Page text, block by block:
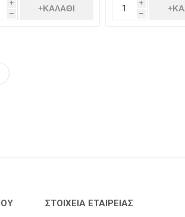
i
h
+ΚΑΛΆΘΙ
i
h
ΣΤΟΙΧΕΊΑ ΕΤΑΙΡΕΊΑΣ